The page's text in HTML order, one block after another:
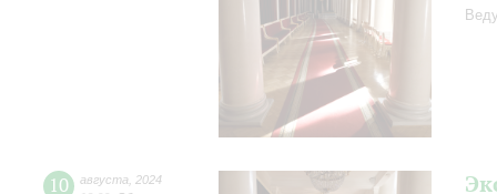
10 августа
2024